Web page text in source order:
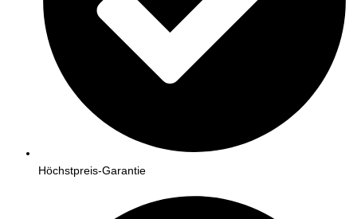
Höchstpreis-Garantie